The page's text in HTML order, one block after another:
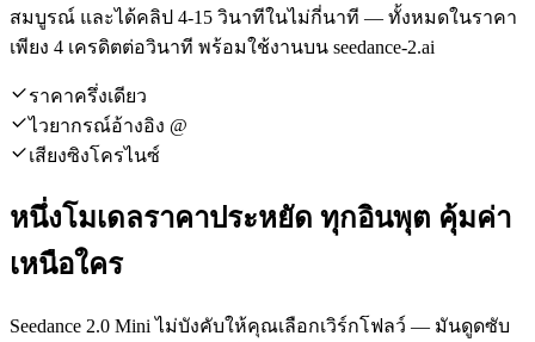
สมบูรณ์ และได้คลิป 4-15 วินาทีในไม่กี่นาที — ทั้งหมดในราคา
เพียง 4 เครดิตต่อวินาที พร้อมใช้งานบน seedance-2.ai
ราคาครึ่งเดียว
ไวยากรณ์อ้างอิง @
เสียงซิงโครไนซ์
หนึ่งโมเดลราคาประหยัด ทุกอินพุต คุ้มค่า
เหนือใคร
Seedance 2.0 Mini ไม่บังคับให้คุณเลือกเวิร์กโฟลว์ — มันดูดซับ